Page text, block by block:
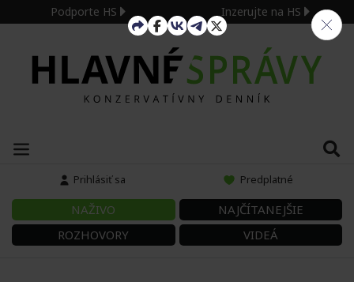
Podporte HS Inzerujte na HS
Prihlásiť sa Predplatné
NAŽIVO
NAJČÍTANEJŠIE
ROZHOVORY
VIDEÁ